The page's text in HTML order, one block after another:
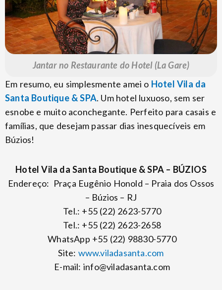
Jantar no Restaurante do Hotel (La Gare)
Em resumo, eu simplesmente amei o Hotel Vila da
Santa Boutique & SPA. Um hotel luxuoso, sem ser
esnobe e muito aconchegante. Perfeito para casais e
famílias, que desejam passar dias inesquecíveis em
Búzios!
Hotel Vila da Santa Boutique & SPA – BÚZIOS
Endereço: Praça Eugênio Honold – Praia dos Ossos
– Búzios – RJ
Tel.: +55 (22) 2623-5770
Tel.: +55 (22) 2623-2658
WhatsApp +55 (22) 98830-5770
Site: www.viladasanta.com
E-mail: info@viladasanta.com